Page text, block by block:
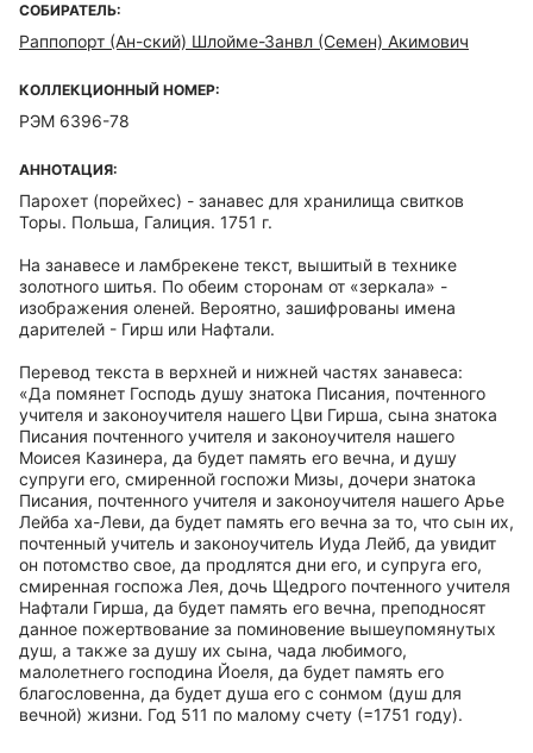
СОБИРАТЕЛЬ:
Раппопорт (Ан-ский) Шлойме-Занвл (Семен) Акимович
КОЛЛЕКЦИОННЫЙ НОМЕР:
РЭМ 6396-78
АННОТАЦИЯ:
Парохет (порейхес) - занавес для хранилища свитков
Торы. Польша, Галиция. 1751 г.
На занавесе и ламбрекене текст, вышитый в технике
золотного шитья. По обеим сторонам от «зеркала» -
изображения оленей. Вероятно, зашифрованы имена
дарителей - Гирш или Нафтали.
Перевод текста в верхней и нижней частях занавеса:
«Да помянет Господь душу знатока Писания, почтенного
учителя и законоучителя нашего Цви Гирша, сына знатока
Писания почтенного учителя и законоучителя нашего
Моисея Казинера, да будет память его вечна, и душу
супруги его, смиренной госпожи Мизы, дочери знатока
Писания, почтенного учителя и законоучителя нашего Арье
Лейба ха-Леви, да будет память его вечна за то, что сын их,
почтенный учитель и законоучитель Иуда Лейб, да увидит
он потомство свое, да продлятся дни его, и супруга его,
смиренная госпожа Лея, дочь Щедрого почтенного учителя
Нафтали Гирша, да будет память его вечна, преподносят
данное пожертвование за поминовение вышеупомянутых
душ, а также за душу их сына, чада любимого,
малолетнего господина Йоеля, да будет память его
благословенна, да будет душа его с сонмом (душ для
вечной) жизни. Год 511 по малому счету (=1751 году).